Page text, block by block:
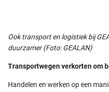
Ook transport en logistiek bij
duurzamer (Foto: GEALAN)
Transportwegen verkorten om
Handelen en werken op een